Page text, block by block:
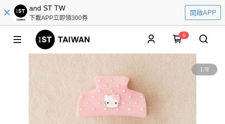
and ST TW
下載APP立即領300券
開啟APP
0
1/9